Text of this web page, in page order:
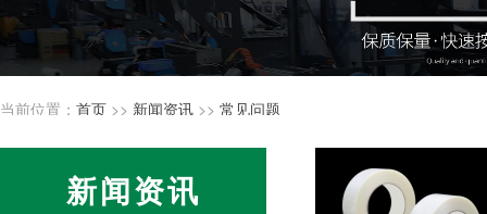
当前位置： 首页 >> 新闻资讯 >> 常见问题
新闻资讯